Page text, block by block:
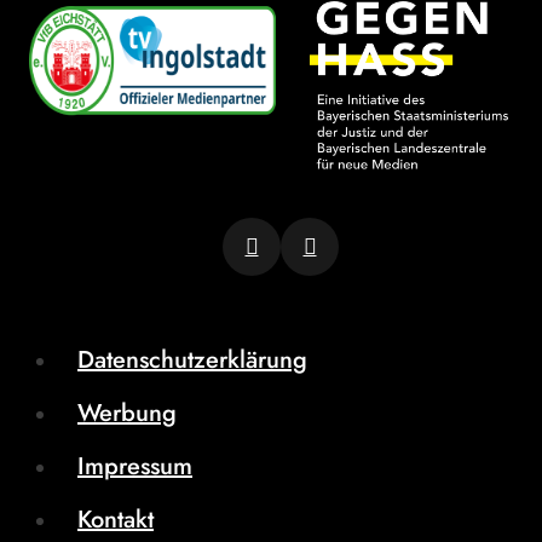
Datenschutzerklärung
Werbung
Impressum
Kontakt